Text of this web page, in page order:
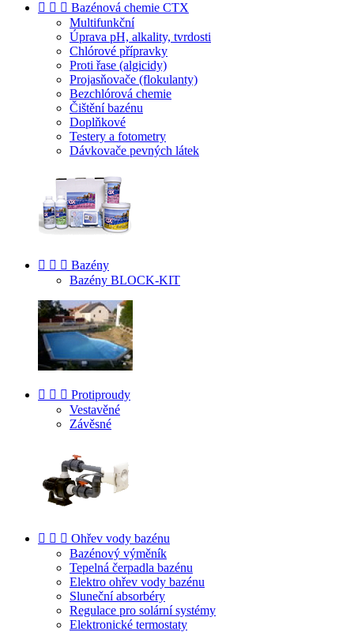
   Bazénová chemie CTX
Multifunkční
Úprava pH, alkality, tvrdosti
Chlórové přípravky
Proti řase (algicidy)
Projasňovače (flokulanty)
Bezchlórová chemie
Čištění bazénu
Doplňkové
Testery a fotometry
Dávkovače pevných látek
   Bazény
Bazény BLOCK-KIT
   Protiproudy
Vestavěné
Závěsné
   Ohřev vody bazénu
Bazénový výměník
Tepelná čerpadla bazénu
Elektro ohřev vody bazénu
Sluneční absorbéry
Regulace pro solární systémy
Elektronické termostaty